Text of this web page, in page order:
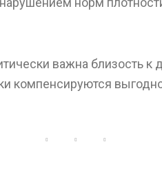
важна близость к
компенсируются